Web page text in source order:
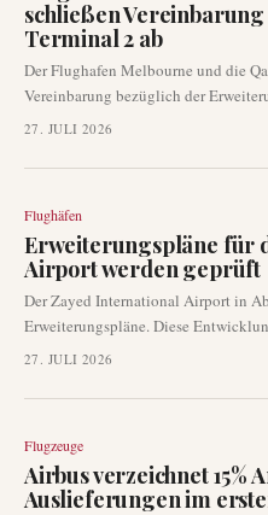
schließen
Terminal 2 ab
Der Flughafen Melbourne und die
Vereinbarung bezüglich der
A$ und der umfassenden
von Qantas, die Passagierkapazität
Australiens auswirken.
27. JULI 2026
Flughäfen
Erweiterungspläne für
Airport werden geprüft
Der Zayed International Airport in
Erweiterungspläne. Diese
Flughafens erhöhen und seine Rolle
da die Planungen voranschreiten.
27. JULI 2026
Flugzeuge
Airbus verzeichnet 15%
Auslieferungen im